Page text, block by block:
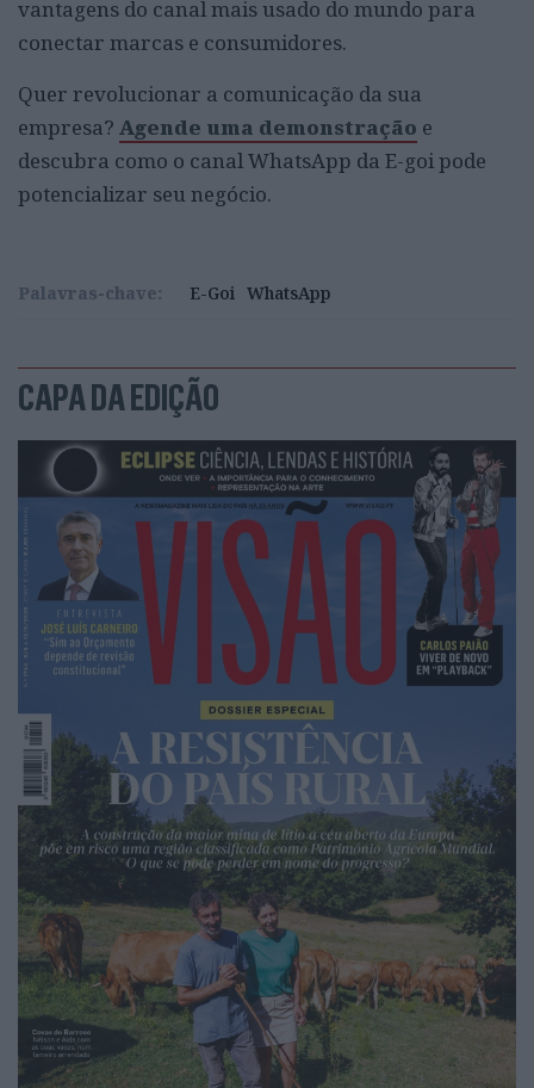
vantagens do canal mais usado do mundo para
conectar marcas e consumidores.
Quer revolucionar a comunicação da sua
empresa? Agende uma demonstração e
descubra como o canal WhatsApp da E-goi pode
potencializar seu negócio.
Palavras-chave: E-Goi WhatsApp
CAPA DA EDIÇÃO